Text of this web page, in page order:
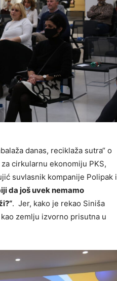
danas, reciklaža sutra“ o
cirkularnu ekonomiju PKS,
suvlasnik kompanije Polipak i
da još uvek nemamo
. Jer, kako je rekao Siniša
zemlju izvorno prisutna u